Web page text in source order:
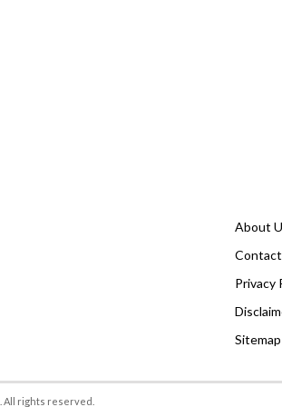
About
Privacy
Sitemap
. All rights reserved.